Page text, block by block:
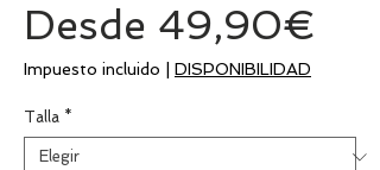
Desde 49,90€
Impuesto incluido DISPONIBILIDAD
Talla *